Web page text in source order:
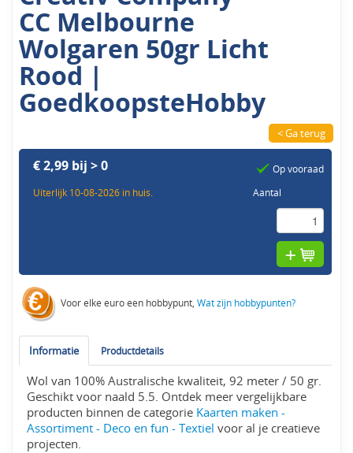
CC Melbourne
Wolgaren 50gr Licht
Rood |
GoedkoopsteHobby
< Ga terug
€ 2,99 bij > 0
Uiterlijk 10-08-2026 in huis.
Op vooraad
Aantal
Voor elke euro een hobbypunt,Wat zijn hobbypunten?
Informatie Productdetails
Wol van 100% Australische kwaliteit, 92 meter / 50 gr.
Geschikt voor naald 5.5. Ontdek meer vergelijkbare
producten binnen de categorie Kaarten maken -
Assortiment - Deco en fun - Textiel voor al je creatieve
projecten.